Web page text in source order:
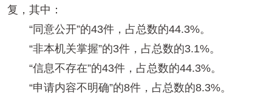
复，其中：
“同意公开”的43件，占总数的44.3%。
“非本机关掌握”的3件，占总数的3.1%。
“信息不存在”的43件，占总数的44.3%。
“申请内容不明确”的8件，占总数的8.3%。